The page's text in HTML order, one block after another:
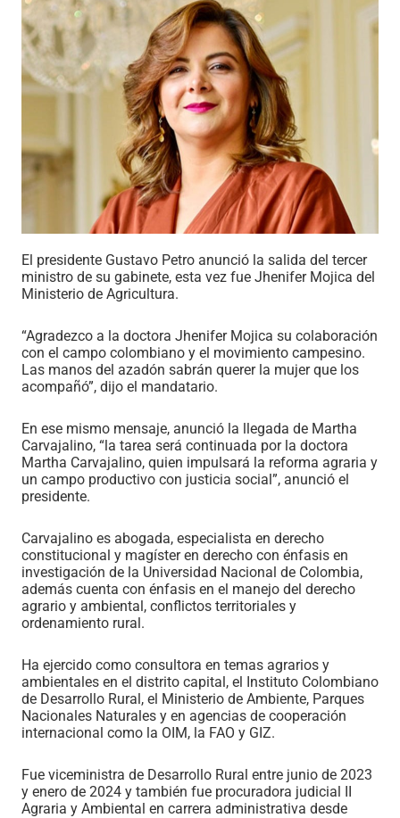
El presidente Gustavo Petro anunció la salida del tercer
ministro de su gabinete, esta vez fue Jhenifer Mojica del
Ministerio de Agricultura.
“Agradezco a la doctora Jhenifer Mojica su colaboración
con el campo colombiano y el movimiento campesino.
Las manos del azadón sabrán querer la mujer que los
acompañó”, dijo el mandatario.
En ese mismo mensaje, anunció la llegada de Martha
Carvajalino, “la tarea será continuada por la doctora
Martha Carvajalino, quien impulsará la reforma agraria y
un campo productivo con justicia social”, anunció el
presidente.
Carvajalino es abogada, especialista en derecho
constitucional y magíster en derecho con énfasis en
investigación de la Universidad Nacional de Colombia,
además cuenta con énfasis en el manejo del derecho
agrario y ambiental, conflictos territoriales y
ordenamiento rural.
Ha ejercido como consultora en temas agrarios y
ambientales en el distrito capital, el Instituto Colombiano
de Desarrollo Rural, el Ministerio de Ambiente, Parques
Nacionales Naturales y en agencias de cooperación
internacional como la OIM, la FAO y GIZ.
Fue viceministra de Desarrollo Rural entre junio de 2023
y enero de 2024 y también fue procuradora judicial II
Agraria y Ambiental en carrera administrativa desde